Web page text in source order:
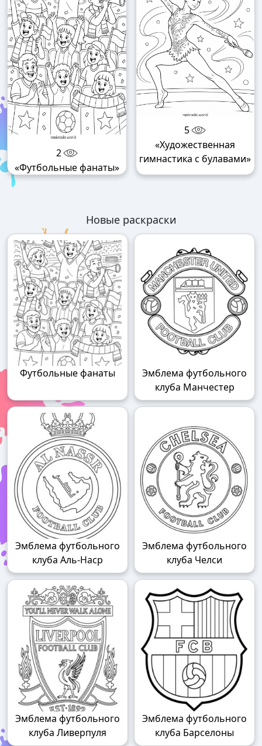
2
«Футбольные фанаты»
5
«Художественная
гимнастика с булавами»
Новые раскраски
Футбольные фанаты
Эмблема футбольного
клуба Манчестер
Эмблема футбольного
клуба Аль-Наср
Эмблема футбольного
клуба Челси
Эмблема футбольного
клуба Ливерпуля
Эмблема футбольного
клуба Барселоны